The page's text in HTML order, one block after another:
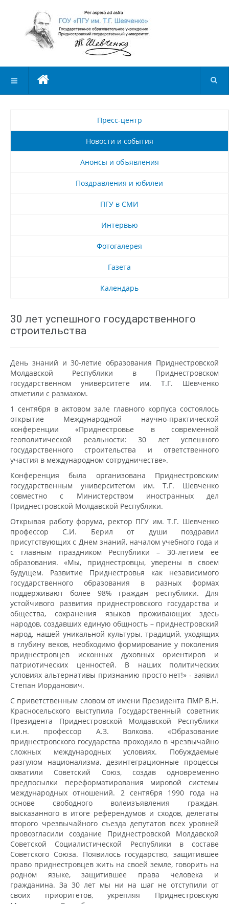
Пресс-центр
Новости и события
Анонсы и объявления
Поздравления и юбилеи
ПГУ в СМИ
Интервью
Фотогалерея
Газета
Календарь
30 лет успешного государственного
строительства
День знаний и 30-летие образования Приднестровской
Молдавской Республики в Приднестровском
государственном университете им. Т.Г. Шевченко
отметили с размахом.
1 сентября в актовом зале главного корпуса состоялось
открытие Международной научно-практической
конференции «Приднестровье в современной
геополитической реальности: 30 лет успешного
государственного строительства и ответственного
участия в международном сотрудничестве».
Конференция была организована Приднестровским
государственным университетом им. Т.Г. Шевченко
совместно с Министерством иностранных дел
Приднестровской Молдавской Республики.
Открывая работу форума, ректор ПГУ им. Т.Г. Шевченко
профессор С.И. Берил от души поздравил
присутствующих с Днем знаний, началом учебного года и
с главным праздником Республики – 30-летием ее
образования. «Мы, приднестровцы, уверены в своем
будущем. Развитие Приднестровья как независимого
государственного образования в разных формах
поддерживают более 98% граждан республики. Для
устойчивого развития приднестровского государства и
общества, сохранения языков проживающих здесь
народов, создавших единую общность – приднестровский
народ, нашей уникальной культуры, традиций, уходящих
в глубину веков, необходимо формирование у поколения
приднестровцев исконных духовных ориентиров и
патриотических ценностей. В наших политических
условиях альтернативы признанию просто нет!» - заявил
Степан Иорданович.
С приветственным словом от имени Президента ПМР В.Н.
Красносельского выступила Государственный советник
Президента Приднестровской Молдавской Республики
к.и.н. профессор А.З. Волкова. «Образование
приднестровского государства проходило в чрезвычайно
сложных международных условиях. Побуждаемые
разгулом национализма, дезинтеграционные процессы
охватили Советский Союз, создав одновременно
предпосылки переформатирования мировой системы
международных отношений. 2 сентября 1990 года на
основе свободного волеизъявления граждан,
высказанного в итоге референдумов и сходов, делегаты
второго чрезвычайного съезда депутатов всех уровней
провозгласили создание Приднестровской Молдавской
Советской Социалистической Республики в составе
Советского Союза. Появилось государство, защитившее
право приднестровцев жить на своей земле, говорить на
родном языке, защитившее права человека и
гражданина. За 30 лет мы ни на шаг не отступили от
своих приоритетов, укрепляя Приднестровскую